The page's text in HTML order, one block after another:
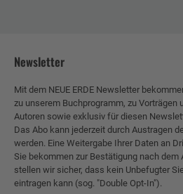
Newsletter
Mit dem NEUE ERDE Newsletter
zu unserem Buchprogramm, zu Vorträgen
Autoren sowie exklusiv für diesen
Das Abo kann jederzeit durch Austragen
werden. Eine Weitergabe Ihrer Daten an
Sie bekommen zur Bestätigung nach dem
stellen wir sicher, dass kein Unbefugter
eintragen kann (sog. "Double Opt-In").